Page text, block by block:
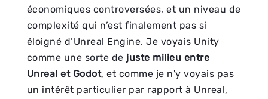
économiques controversées, et un niveau de
complexité qui n’est finalement pas si
éloigné d’Unreal Engine. Je voyais Unity
comme une sorte de juste milieu entre
Unreal et Godot, et comme je n'y voyais pas
un intérêt particulier par rapport à Unreal,